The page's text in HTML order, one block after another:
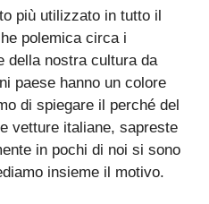
più utilizzato in tutto il
polemica circa i
della nostra cultura da
paese hanno un colore
di spiegare il perché del
vetture italiane, sapreste
in pochi di noi si sono
insieme il motivo.